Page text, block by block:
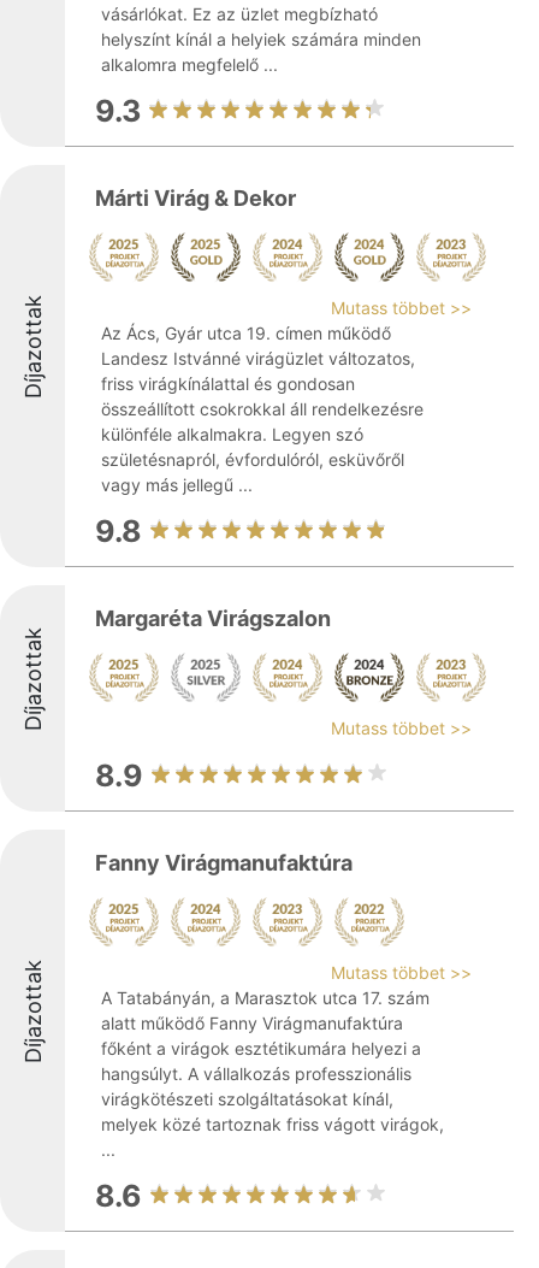
vásárlókat. Ez az üzlet megbízható
helyszínt kínál a helyiek számára minden
alkalomra megfelelő ...
9.3
Díjazottak
Márti Virág & Dekor
Mutass többet >>
Az Ács, Gyár utca 19. címen működő
Landesz Istvánné virágüzlet változatos,
friss virágkínálattal és gondosan
összeállított csokrokkal áll rendelkezésre
különféle alkalmakra. Legyen szó
születésnapról, évfordulóról, esküvőről
vagy más jellegű ...
9.8
Díjazottak
Margaréta Virágszalon
Mutass többet >>
8.9
Díjazottak
Fanny Virágmanufaktúra
Mutass többet >>
A Tatabányán, a Marasztok utca 17. szám
alatt működő Fanny Virágmanufaktúra
főként a virágok esztétikumára helyezi a
hangsúlyt. A vállalkozás professzionális
virágkötészeti szolgáltatásokat kínál,
melyek közé tartoznak friss vágott virágok,
...
8.6